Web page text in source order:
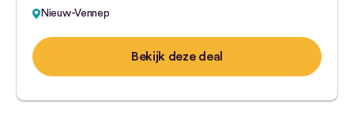
Nieuw-Vennep
Bekijk deze deal